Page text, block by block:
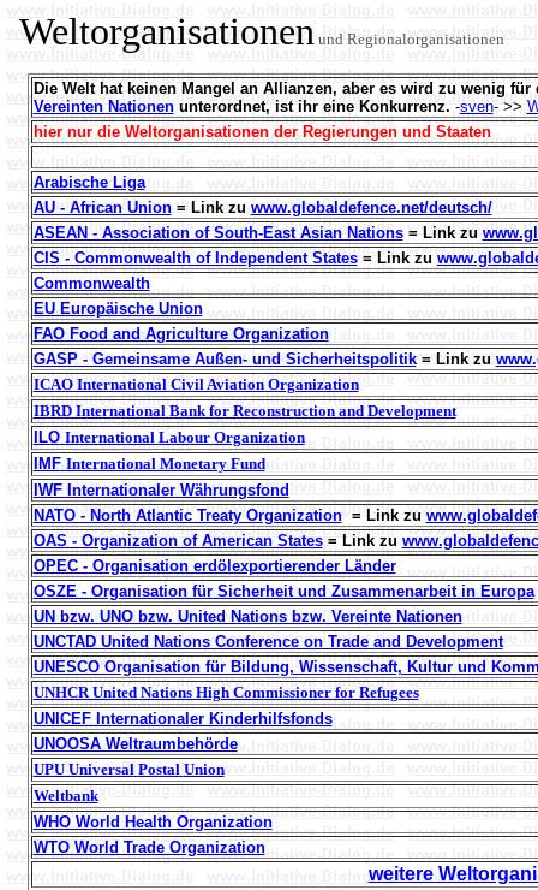
Weltorganisationen und Regionalorganisationen
Die Welt hat keinen Mangel an Allianzen, aber es wird zu wenig
Vereinten Nationen unterordnet, ist ihr eine Konkurrenz. -sven- >>
hier nur die Weltorganisationen der Regierungen und Staaten
Arabische Liga
AU - African Union= Link zu www.globaldefence.net/deutsch/
ASEAN - Association of South-East Asian Nations= Link zu
CIS - Commonwealth of Independent States= Link zu
Commonwealth
EU Europäische Union
FAO Food and Agriculture Organization
GASP - Gemeinsame Außen- und Sicherheitspolitik= Link zu
ICAO International Civil Aviation Organization
IBRD International Bank for Reconstruction and Development
ILO International Labour Organization
IMF International Monetary Fund
IWF Internationaler Währungsfond
NATO - North Atlantic Treaty Organization= Link zu
OAS - Organization of American States= Link zu
OPEC - Organisation erdölexportierender Länder
OSZE - Organisation für Sicherheit und Zusammenarbeit in Europa
UN bzw. UNO bzw. United Nations bzw. Vereinte Nationen
UNCTAD United Nations Conference on Trade and Development
UNESCO Organisation für Bildung, Wissenschaft, Kultur und
UNHCR United Nations High Commissioner for Refugees
UNICEF Internationaler Kinderhilfsfonds
UNOOSA Weltraumbehörde
UPU Universal Postal Union
Weltbank
WHO World Health Organization
WTOWorld Trade Organization
weitere